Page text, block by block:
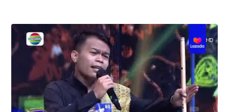
o
k
o
h
P
o
o
k
a
l
A
z
z
n
t
o
n
L
v
m
I
n
i
,
z